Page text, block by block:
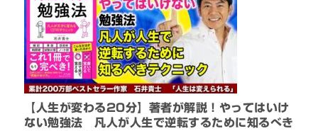
【人生が変わる20分】著者が解説！やってはいけ
ない勉強法 凡人が人生で逆転するために知るべき